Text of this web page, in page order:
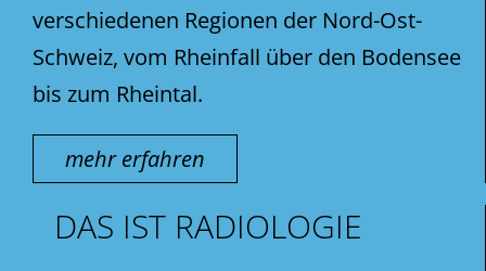
verschiedenen Regionen der Nord-Ost-
Schweiz, vom Rheinfall über den Bodensee
bis zum Rheintal.
mehr erfahren
DAS IST RADIOLOGIE